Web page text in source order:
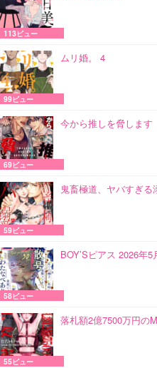
113ビュー
ムリ婚。 4
99ビュー
今から推しを脅します
69ビュー
鬼畜極道、ヤバすぎる
59ビュー
BOY’Sピアス 2026年5
58ビュー
落札額2億7500万円の
55ビュー